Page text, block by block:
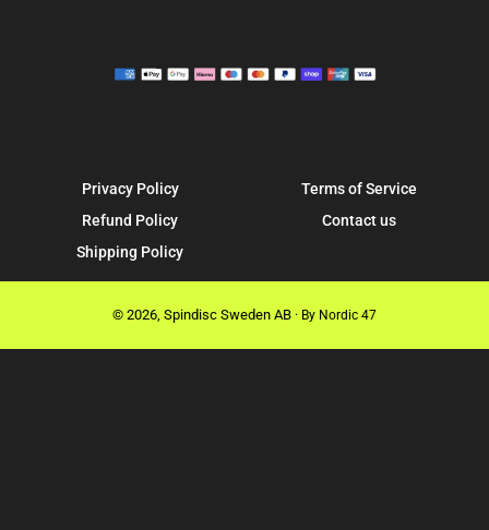
Privacy Policy
Refund Policy
Shipping Policy
Terms of Service
Contact us
© 2026, Spindisc Sweden AB · By Nordic 47